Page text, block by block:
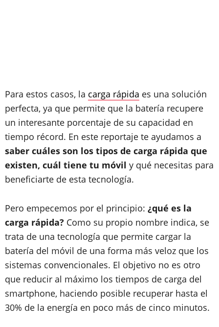
Para estos casos, la carga rápida es una solución
perfecta, ya que permite que la batería recupere
un interesante porcentaje de su capacidad en
tiempo récord. En este reportaje te ayudamos a
saber cuáles son los tipos de carga rápida que
existen, cuál tiene tu móvil y qué necesitas para
beneficiarte de esta tecnología.
Pero empecemos por el principio: ¿qué es la
carga rápida? Como su propio nombre indica, se
trata de una tecnología que permite cargar la
batería del móvil de una forma más veloz que los
sistemas convencionales. El objetivo no es otro
que reducir al máximo los tiempos de carga del
smartphone, haciendo posible recuperar hasta el
30% de la energía en poco más de cinco minutos.